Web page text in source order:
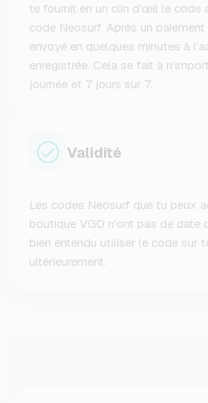
te fournit en un clin d'œil le code
code Neosurf. Après un
envoyé en quelques minutes à
enregistrée. Cela se fait à
journée et 7 jours sur 7.
Validité
Les codes Neosurf que tu peux
boutique VGO n'ont pas de date
bien entendu utiliser le code sur
ultérieurement.